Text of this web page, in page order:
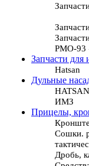
РМО-93
Запчасти
Hatsan
Дульные
HATSAN
ИМЗ
Прицелы,
Сошки.
Дробь,